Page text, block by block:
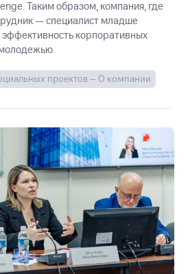
Таким образом, компания, где
— специалист младше
корпоративных
проектов – О компании